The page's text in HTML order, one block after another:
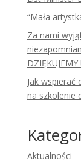
“Mała
Za nami
DZIĘKUJEMY !
Jak wspierać
na szkolenie
Aktualności